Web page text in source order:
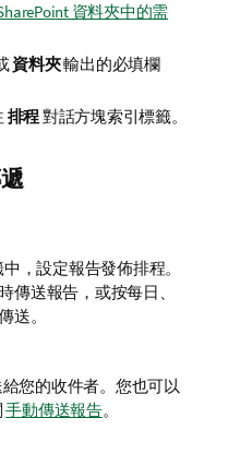
資料夾中的需
資料夾輸出的必填欄
排程對話方塊索引標籤。
，設定報告發佈排程。
傳送報告，或按每日、
送。
您的收件者。您也可以
手動傳送報告。